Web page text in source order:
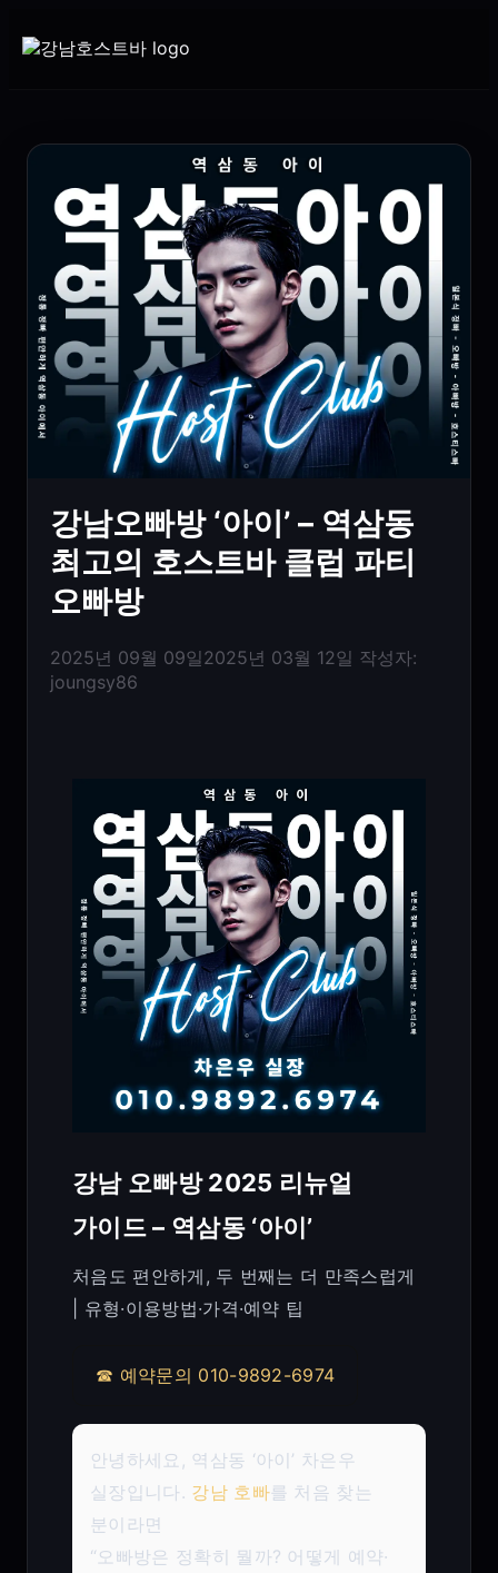
강남오빠방 ‘아이’ – 역삼동
최고의 호스트바 클럽 파티
오빠방
2025년 09월 09일2025년 03월 12일 작성자:
joungsy86
강남 오빠방 2025 리뉴얼
가이드 – 역삼동 ‘아이’
처음도 편안하게, 두 번째는 더 만족스럽게
| 유형·이용방법·가격·예약 팁
☎ 예약문의 010-9892-6974
안녕하세요, 역삼동 ‘아이’ 차은우
실장입니다. 강남 호빠를 처음 찾는
분이라면
“오빠방은 정확히 뭘까? 어떻게 예약·